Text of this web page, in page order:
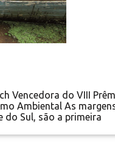
Vencedora do VIII
Ambiental As
do Sul, são a primeira
ele é um dos poucos